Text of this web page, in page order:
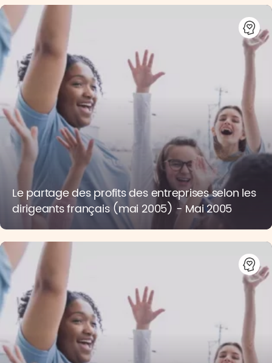
Le partage des profits des entreprises selon les
dirigeants français (mai 2005) - Mai 2005